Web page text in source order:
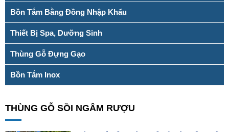
Bồn Tắm Bằng Đồng Nhập Khẩu
Thiết Bị Spa, Dưỡng Sinh
Thùng Gỗ Đựng Gạo
Bồn Tắm Inox
THÙNG GỖ SỒI NGÂM RƯỢU